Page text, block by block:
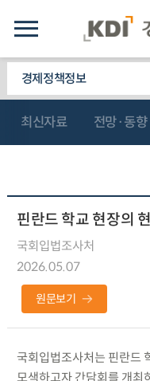
경제정책정보
최신자료 전망·동향
핀란드 학교 현장의
국회입법조사처
2026.05.07
원문보기
국회입법조사처는 핀란드
모색하고자 간담회를 개최